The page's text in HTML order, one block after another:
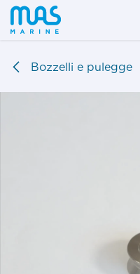
Passa al contenuto
Bozzelli e pulegge